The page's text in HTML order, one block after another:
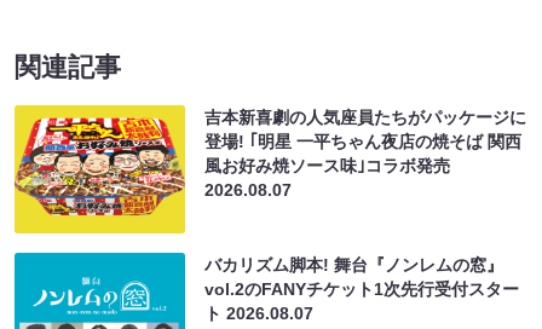
関連記事
吉本新喜劇の人気座員たちがパッケージに
登場! ｢明星 一平ちゃん夜店の焼そば 関西
風お好み焼ソース味｣コラボ発売
2026.08.07
バカリズム脚本! 舞台『ノンレムの窓』
vol.2のFANYチケット1次先行受付スター
ト2026.08.07